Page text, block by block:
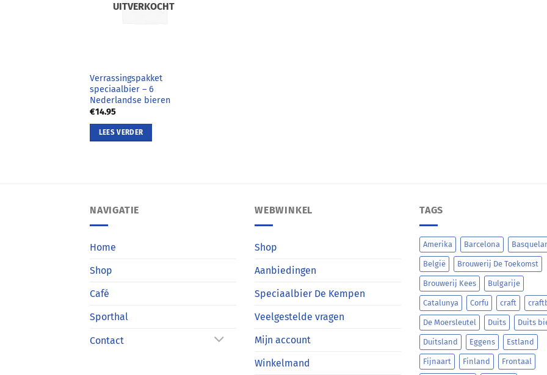
UITVERKOCHT
Verrassingspakket
speciaalbier – 6
Nederlandse bieren
€14.95
LEES VERDER
NAVIGATIE
Home
Shop
Café
Sporthal
Contact
WEBWINKEL
Shop
Aanbiedingen
Speciaalbier De Kempen
Veelgestelde vragen
Mijn account
Winkelmand
TAGS
Amerika Barcelona
België Brouwerij De Toekomst
Brouwerij Kees Bulgarije
Catalunya Corfu craft
De Moersleutel Duits Duits
Duitsland Eggens Estland
Fijnaart Finland Frontaal